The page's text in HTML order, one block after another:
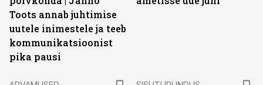
Toots annab juhtimise
uutele inimestele ja teeb
kommunikatsioonist
pika pausi